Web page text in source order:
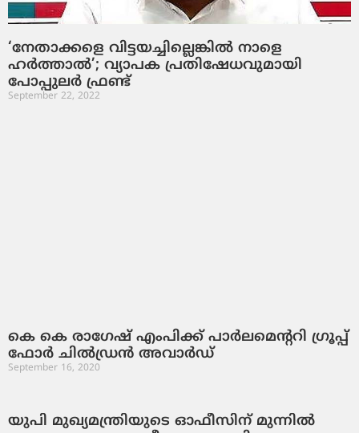
‘നേതാക്കളെ വിട്ടയച്ചില്ലെങ്കില്‍ നാളെ
ഹര്‍ത്താല്‍’; വ്യാപക പ്രതിഷേധവുമായി
പോപ്പുലര്‍ ഫ്രണ്ട്
September 22, 2022
കെ കെ രാഗേഷ് എംപിക്ക് പാർലമെന്ററി ഗ്രൂപ്പ്
ഫോർ ചിൽഡ്രൻ അവാർഡ്
September 16, 2020
യുപി മുഖ്യമന്ത്രിയുടെ ഓഫീസിന് മുന്നില്‍